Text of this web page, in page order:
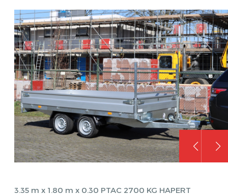
3.35 m x 1.80 m x 0.30 PTAC 2700 KG HAPERT